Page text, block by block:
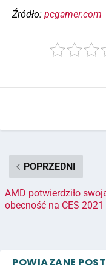
Źródło: pcgamer.com
POPRZEDNI
AMD potwierdziło
obecność na CES 2021
POWIĄZANE